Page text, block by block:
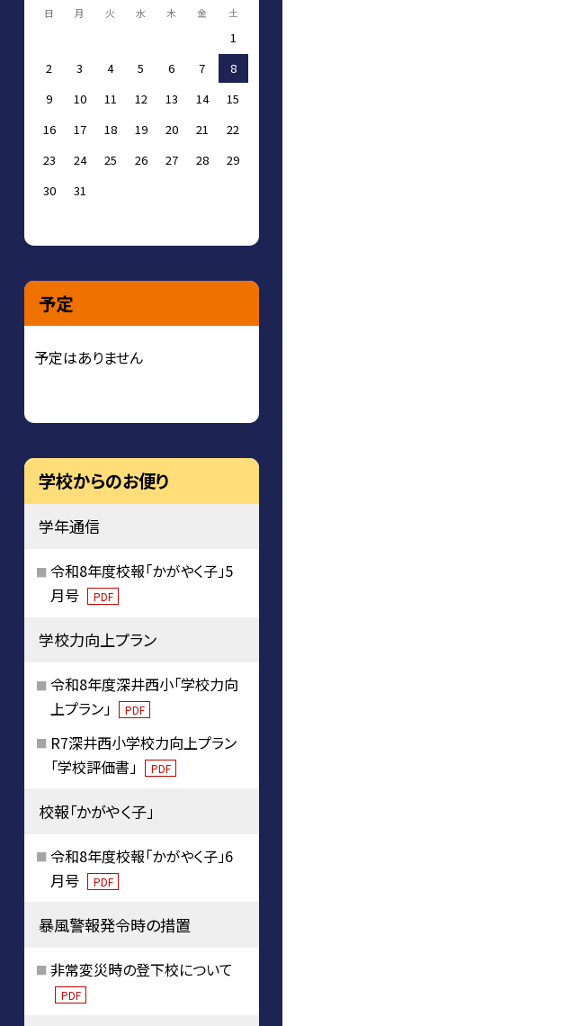
日 月 火 水 木 金 土
1
2
3 4 5 6 7
8
9
10 11 12 13 14
15
16
17 18 19 20 21
22
23
24 25 26 27 28
29
30
31
予定
予定はありません
学校からのお便り
学年通信
令和8年度校報「かがやく子」5
月号
PDF
学校力向上プラン
令和8年度深井西小「学校力向
上プラン」
PDF
R7深井西小学校力向上プラン
「学校評価書」
PDF
校報「かがやく子」
令和8年度校報「かがやく子」6
月号
PDF
暴風警報発令時の措置
非常変災時の登下校について
PDF